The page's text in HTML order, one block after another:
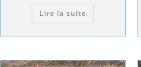
Lire la suite